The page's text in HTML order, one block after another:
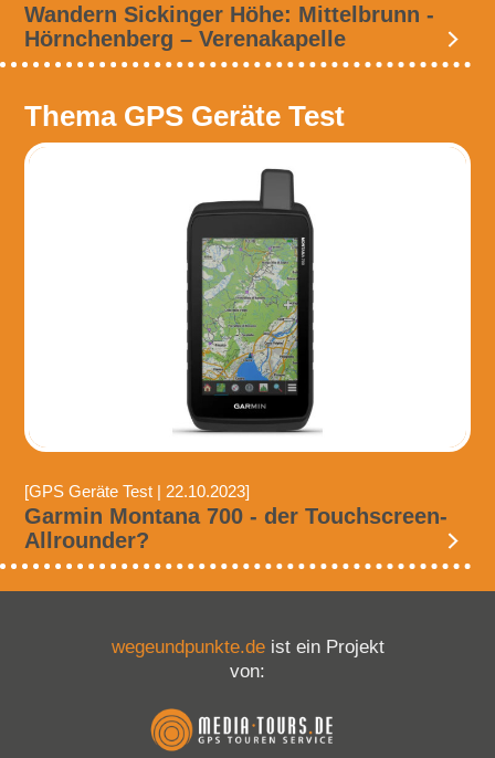
Wandern Sickinger Höhe: Mittelbrunn -
Hörnchenberg – Verenakapelle
Thema GPS Geräte Test
[GPS Geräte Test | 22.10.2023]
Garmin Montana 700 - der Touchscreen-
Allrounder?
wegeundpunkte.deist ein Projekt
von: